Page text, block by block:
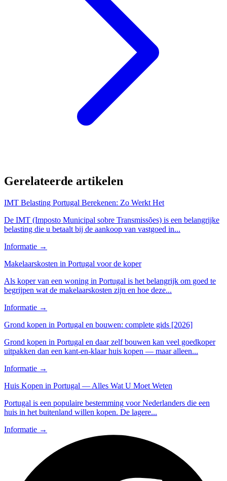
Gerelateerde artikelen
IMT Belasting Portugal Berekenen: Zo Werkt Het
De IMT (Imposto Municipal sobre Transmissões) is een belangrijke
belasting die u betaalt bij de aankoop van vastgoed in...
Informatie →
Makelaarskosten in Portugal voor de koper
Als koper van een woning in Portugal is het belangrijk om goed te
begrijpen wat de makelaarskosten zijn en hoe deze...
Informatie →
Grond kopen in Portugal en bouwen: complete gids [2026]
Grond kopen in Portugal en daar zelf bouwen kan veel goedkoper
uitpakken dan een kant-en-klaar huis kopen — maar alleen...
Informatie →
Huis Kopen in Portugal — Alles Wat U Moet Weten
Portugal is een populaire bestemming voor Nederlanders die een
huis in het buitenland willen kopen. De lagere...
Informatie →